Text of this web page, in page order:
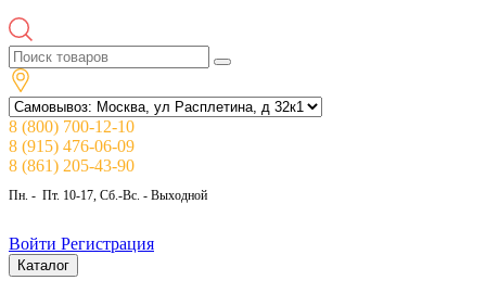
8 (800) 700-12-10
8 (915) 476-06-09
8 (861) 205-43-90
Пн. - Пт. 10-17, Сб.-Вс. - Выходной
Войти Регистрация
Каталог